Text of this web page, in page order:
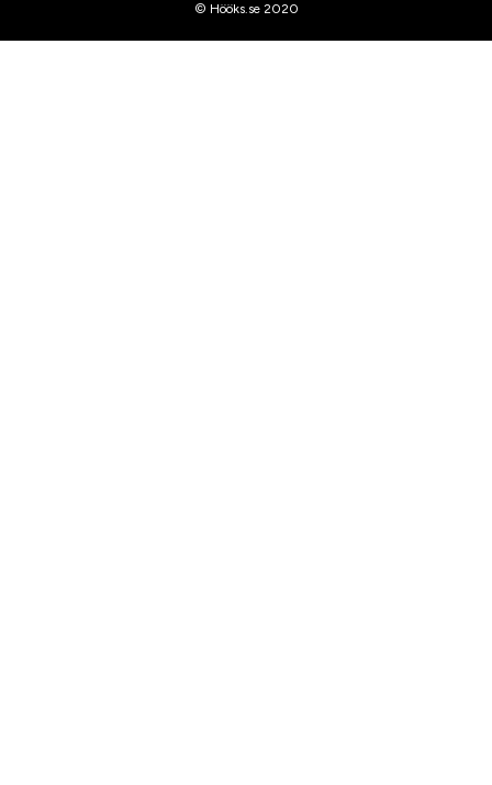
© Hööks.se 2020